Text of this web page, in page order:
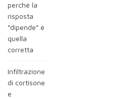
perché la
risposta
“dipende” è
quella
corretta
Infiltrazione
di cortisone
e